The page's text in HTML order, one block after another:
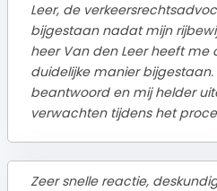
Leer, de
bijgestaan nadat mijn
heer Van den Leer heeft me
duidelijke manier
beantwoord en mij helder
verwachten tijdens het
Zeer snelle reactie,